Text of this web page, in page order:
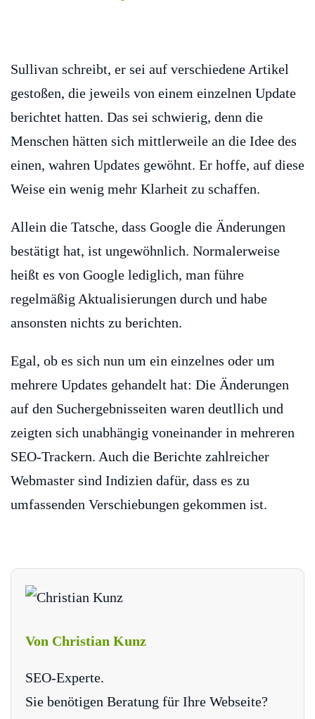
Sullivan schreibt, er sei auf verschiedene Artikel
gestoßen, die jeweils von einem einzelnen Update
berichtet hatten. Das sei schwierig, denn die
Menschen hätten sich mittlerweile an die Idee des
einen, wahren Updates gewöhnt. Er hoffe, auf diese
Weise ein wenig mehr Klarheit zu schaffen.
Allein die Tatsche, dass Google die Änderungen
bestätigt hat, ist ungewöhnlich. Normalerweise
heißt es von Google lediglich, man führe
regelmäßig Aktualisierungen durch und habe
ansonsten nichts zu berichten.
Egal, ob es sich nun um ein einzelnes oder um
mehrere Updates gehandelt hat: Die Änderungen
auf den Suchergebnisseiten waren deutllich und
zeigten sich unabhängig voneinander in mehreren
SEO-Trackern. Auch die Berichte zahlreicher
Webmaster sind Indizien dafür, dass es zu
umfassenden Verschiebungen gekommen ist.
Von Christian Kunz
SEO-Experte.
Sie benötigen Beratung für Ihre Webseite?